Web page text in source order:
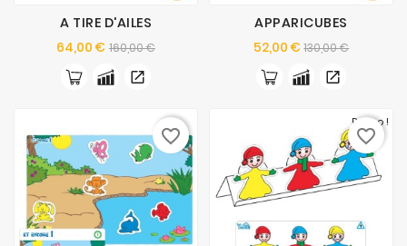
A TIRE D'AILES
64,00 € Prix
base
160,00 €Prix
APPARICUBES
52,00 €Prix
base
130,00 €Prix
favorite_border
Promo !
favorite_border